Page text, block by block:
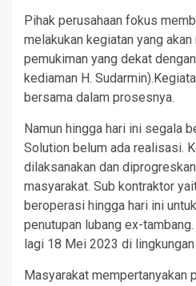
Pihak perusahaan fokus
melakukan kegiatan yang akan
pemukiman yang dekat
kediaman H.
bersama dalam prosesnya.
Namun hingga hari ini segala
Solution belum ada realisasi.
dilaksanakan dan
masyarakat. Sub kontraktor
beroperasi hingga hari ini
penutupan lubang ex-
lagi 18 Mei 2023 di
Masyarakat mempertanyakan